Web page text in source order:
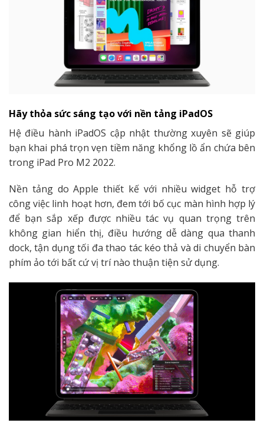
Hãy thỏa sức sáng tạo với nền tảng iPadOS
Hệ điều hành iPadOS cập nhật thường xuyên sẽ giúp
bạn khai phá trọn vẹn tiềm năng khổng lồ ẩn chứa bên
trong iPad Pro M2 2022.
Nền tảng do Apple thiết kế với nhiều widget hỗ trợ
công việc linh hoạt hơn, đem tới bố cục màn hình hợp lý
để bạn sắp xếp được nhiều tác vụ quan trọng trên
không gian hiển thị, điều hướng dễ dàng qua thanh
dock, tận dụng tối đa thao tác kéo thả và di chuyển bàn
phím ảo tới bất cứ vị trí nào thuận tiện sử dụng.